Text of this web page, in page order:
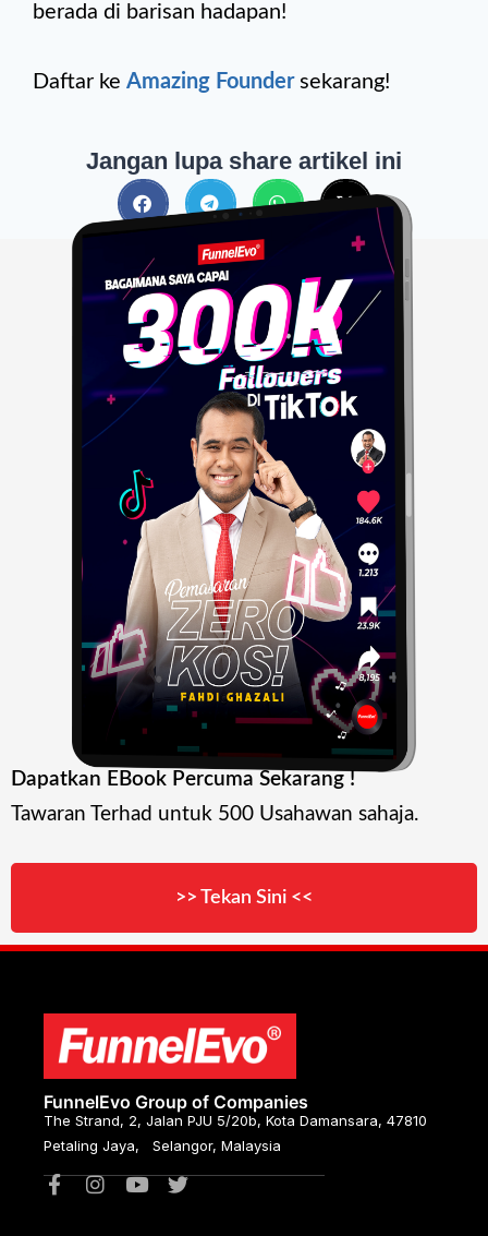
berada di barisan hadapan!
Daftar ke Amazing Foundersekarang!
Jangan lupa share artikel ini
Dapatkan EBook Percuma Sekarang !
Tawaran Terhad untuk 500 Usahawan sahaja.
>> Tekan Sini <<
FunnelEvo Group of Companies
The Strand, 2, Jalan PJU 5/20b, Kota Damansara, 47810
Petaling Jaya, Selangor, Malaysia